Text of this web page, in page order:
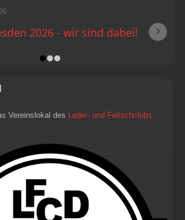
2026 - wir sind dabei!
Vereinslokal des Leder- und Fetischclubs